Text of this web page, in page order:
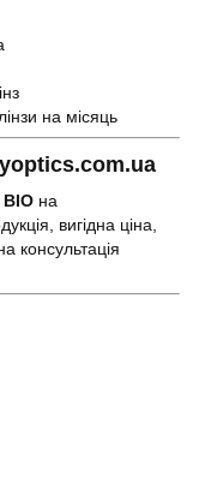
на місяць
BIO на
вигідна ціна,
консультація